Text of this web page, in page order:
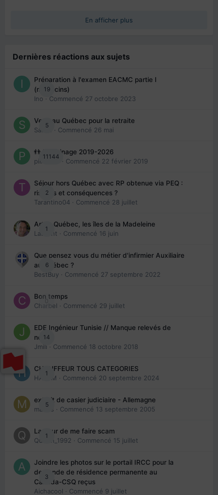
En afficher plus
Dernières réactions aux sujets
19
Préparation à l'examen EACMC partie I
(médecins)
Ino · Commencé 27 octobre 2023
5
Venir au Québec pour la retraite
Sab74
· Commencé 26 mai
11144
👬 Parrainage 2019-2026
piinoush · Commencé 22 février 2019
2
Séjour hors Québec avec RP obtenue via PEQ :
risques et conséquences ?
Tarantino04 · Commencé 28 juillet
1
Arte : Québec, les îles de la Madeleine
Laurent · Commencé 16 juin
6
Que pensez vous du métier d'infirmier Auxiliaire
au Québec ?
BestBuy · Commencé 27 septembre 2022
0
Bon temps
Charbel · Commencé 29 juillet
14
EDE Ingénieur Tunisie // Manque relevés de
note
Jmili · Commencé 18 octobre 2018
1
CHAUFFEUR TOUS CATEGORIES
HAZEM · Commencé 20 septembre 2024
5
extrait de casier judiciaire - Allemagne
maries · Commencé 13 septembre 2005
1
La peur de me faire scam
Queen_1992 · Commencé 15 juillet
3
Joindre les photos sur le portail IRCC pour la
demande de résidence permanente au
Canada-CSQ reçus
Aichacool · Commencé 9 juillet